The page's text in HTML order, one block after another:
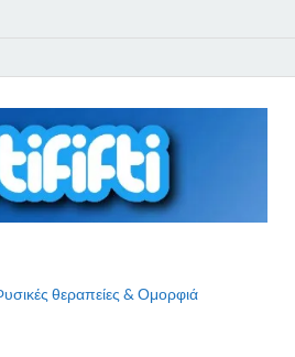
θεραπείες & Ομορφιά